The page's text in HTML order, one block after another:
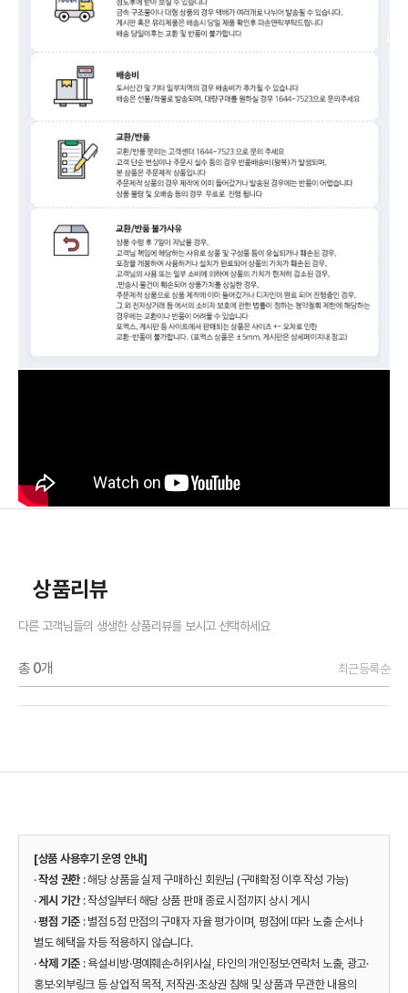
상품리뷰
다른 고객님들의 생생한 상품리뷰를 보시고 선택하세요
총 0개 최근등록순
[상품 사용후기 운영 안내]
·작성 권한 : 해당 상품을 실제 구매하신 회원님 (구매확정 이후 작성 가능)
·게시 기간: 작성일부터 해당 상품 판매 종료 시점까지 상시 게시
·평점 기준 : 별점 5점 만점의 구매자 자율 평가이며, 평점에 따라 노출 순서나
별도 혜택을 차등 적용하지 않습니다.
·삭제 기준 : 욕설·비방·명예훼손·허위사실, 타인의 개인정보·연락처 노출, 광고·
홍보·외부링크 등 상업적 목적, 저작권·초상권 침해 및 상품과 무관한 내용의